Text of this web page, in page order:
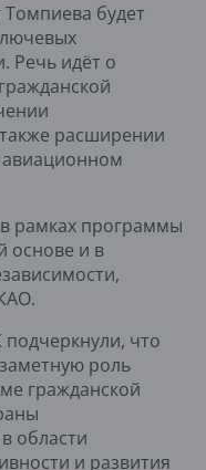
Томпиева будет
Речь идёт о
расширении
рамках программы
основе и в
что
роль
гражданской
области
и развития